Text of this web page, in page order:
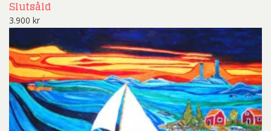
Slutsåld
3.900 kr